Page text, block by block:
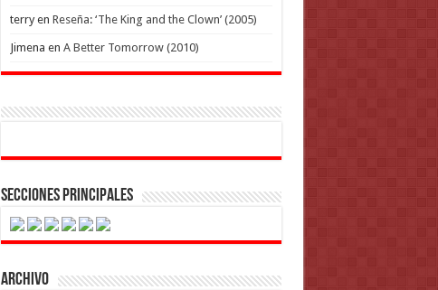
terryen Reseña: ‘The King and the Clown’ (2005)
Jimena en A Better Tomorrow (2010)
Secciones Principales
Archivo